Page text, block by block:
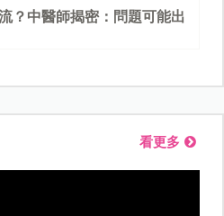
？中醫師揭密：問題可能出
看更多